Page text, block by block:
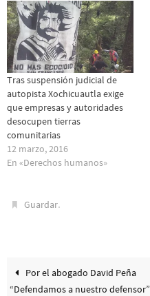
Tras suspensión judicial de
autopista Xochicuautla exige
que empresas y autoridades
desocupen tierras
comunitarias
12 marzo, 2016
En «Derechos humanos»
Guardar.
Por el abogado David Peña
“Defendamos a nuestro defensor”